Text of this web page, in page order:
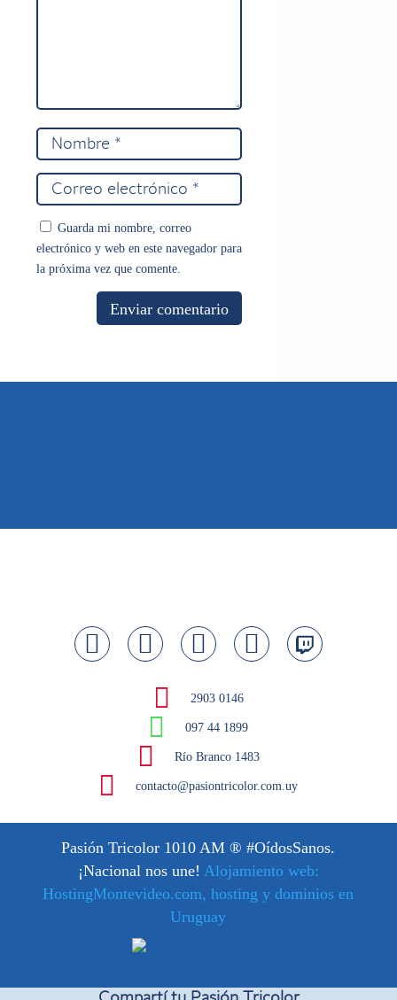
Guarda mi nombre, correo
electrónico y web en este navegador para
la próxima vez que comente.
2903 0146
097 44 1899
Río Branco 1483
contacto@pasiontricolor.com.uy
Pasión Tricolor 1010 AM ® #OídosSanos.
¡Nacional nos une! Alojamiento web:
HostingMontevideo.com, hosting y dominios en
Uruguay